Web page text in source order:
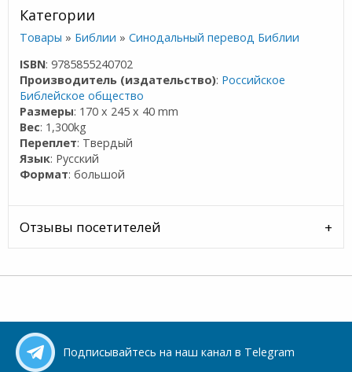
Категории
Товары » Библии »Синодальный перевод Библии
ISBN: 9785855240702
Производитель (издательство): Российское
Библейское общество
Размеры: 170 x 245 x 40 mm
Вес: 1,300kg
Переплет: Твердый
Язык: Русский
Формат: большой
Отзывы посетителей
Подписывайтесь на наш канал в Telegram